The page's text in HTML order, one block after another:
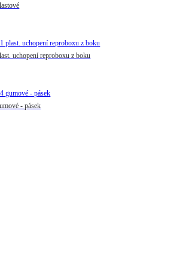
uchopení reproboxu z boku
- pásek